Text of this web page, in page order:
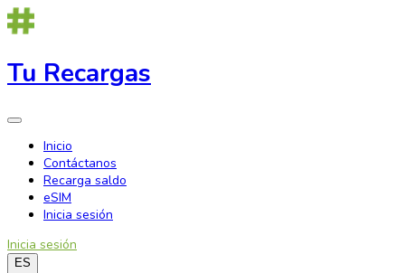
Tu Recargas
Inicio
Contáctanos
Recarga saldo
eSIM
Inicia sesión
Inicia sesión
ES